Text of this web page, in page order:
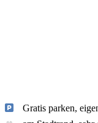
Gratis parken,